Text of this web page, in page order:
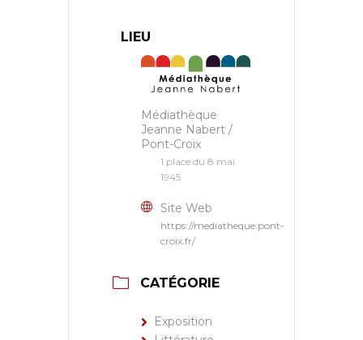
LIEU
Médiathèque
Jeanne Nabert /
Pont-Croix
1 place du 8 mai
1945
Site Web
https://mediatheque.pont-
croix.fr/
CATÉGORIE
Exposition